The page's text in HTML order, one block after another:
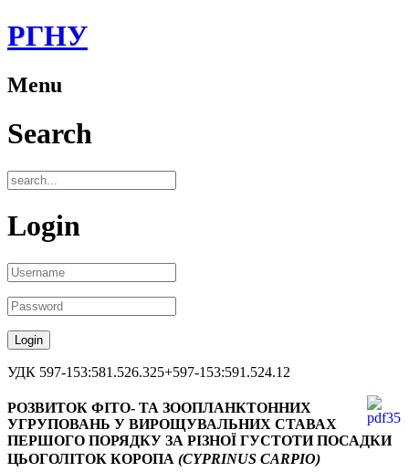
РГНУ
Menu
Search
Login
УДК 597-153:581.526.325+597-153:591.524.12
РОЗВИТОК ФІТО- ТА ЗООПЛАНКТОННИХ
УГРУПОВАНЬ У ВИРОЩУВАЛЬНИХ СТАВАХ
ПЕРШОГО ПОРЯДКУ ЗА РІЗНОЇ ГУСТОТИ ПОСАДКИ
ЦЬОГОЛІТОК КОРОПА (CYPRINUS CARPIO)